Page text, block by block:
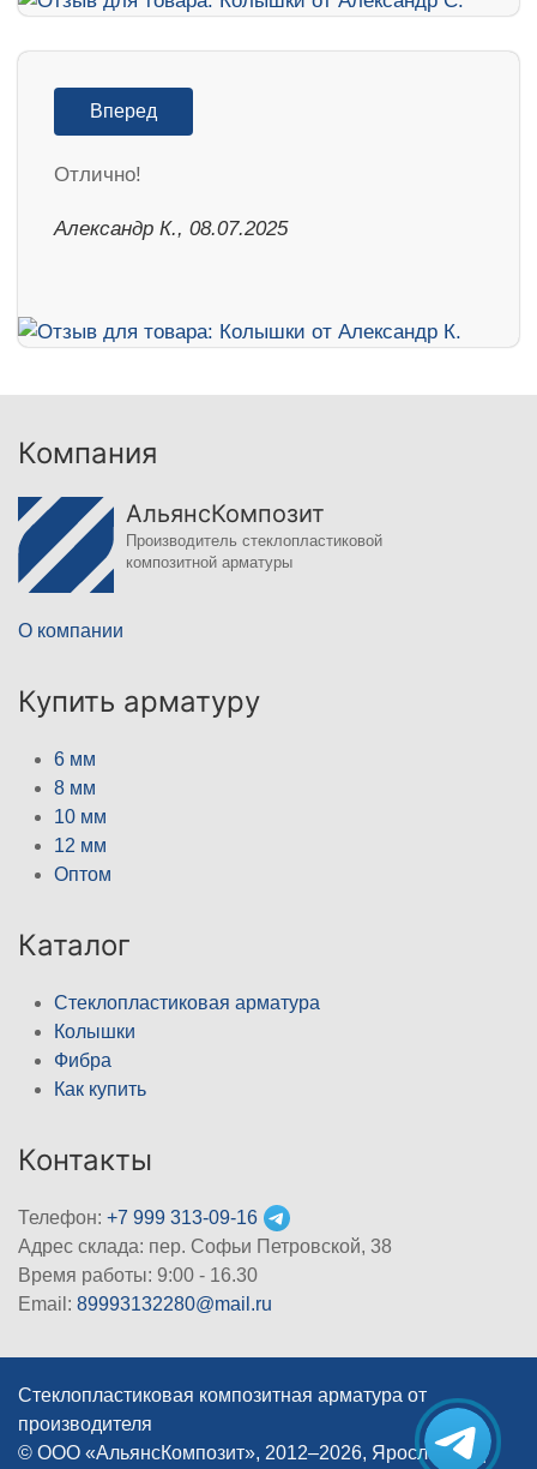
Вперед
Отлично!
Александр К., 08.07.2025
Компания
АльянсКомпозит
Производитель стеклопластиковой
композитной арматуры
О компании
Купить арматуру
6 мм
8 мм
10 мм
12 мм
Оптом
Каталог
Стеклопластиковая арматура
Колышки
Фибра
Как купить
Контакты
Телефон: +7 999 313-09-16
Адрес склада: пер. Софьи Петровской, 38
Время работы: 9:00 - 16.30
Email: 89993132280@mail.ru
Стеклопластиковая композитная арматура от
производителя
© ООО «АльянсКомпозит», 2012–2026, Ярославль